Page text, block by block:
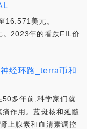
16.571美元。
2023年的看跌FIL价
经环路_terra币和
多年前,科学家们就
作用。蓝斑核和延髓
上腺素和血清素调控